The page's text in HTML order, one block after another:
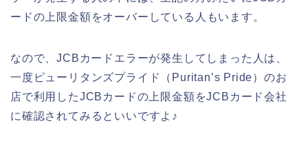
ードの上限金額をオーバーしている人もいます。
なので、JCBカードエラーが発生してしまった人は、
一度ピューリタンズプライド（Puritan’s Pride）のお
店で利用したJCBカードの上限金額をJCBカード会社
に確認されてみるといいですよ♪